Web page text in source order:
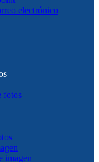
electrónico
fotos
imagen